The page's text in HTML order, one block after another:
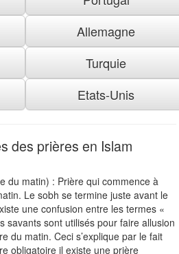
Allemagne
Turquie
Etats-Unis
des prières en Islam
du matin) : Prière qui commence à
Le sobh se termine juste avant le
une confusion entre les termes «
savants sont utilisés pour faire allusion
du matin. Ceci s’explique par le fait
obligatoire il existe une prière